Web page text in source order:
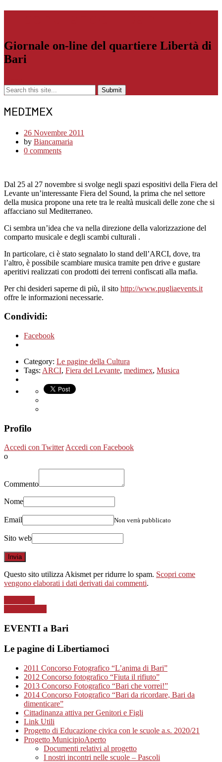
Giornale on-line del quartiere Libertà di
Bari
MEDIMEX
26 Novembre 2011
by Biancamaria
0 comments
Dal 25 al 27 novembre si svolge negli spazi espositivi della Fiera del
Levante un’interessante Fiera del Sound, la prima che nel settore
della musica propone una rete tra le realtà musicali delle zone che si
affacciano sul Mediterraneo.
Ci sembra un’idea che va nella direzione della valorizzazione del
comparto musicale e degli scambi culturali .
In particolare, ci è stato segnalato lo stand dell’ARCI, dove, tra
l’altro, è possibile scambiare musica tramite pen drive e gustare
aperitivi realizzati con prodotti dei terreni confiscati alla mafia.
Per chi desideri saperne di più, il sito http://www.pugliaevents.it
offre le informazioni necessarie.
Condividi:
Facebook
Category: Le pagine della Cultura
Tags: ARCI, Fiera del Levante, medimex, Musica
Profilo
Accedi con TwitterAccedi con Facebook
o
Commento
Nome
Email Non verrà pubblicato
Sito web
Questo sito utilizza Akismet per ridurre lo spam. Scopri come
vengono elaborati i dati derivati dai commenti.
EVENTI a Bari
Le pagine di Libertiamoci
2011 Concorso Fotografico “L’anima di Bari”
2012 Concorso fotografico “Fiuta il rifiuto”
2013 Concorso Fotografico “Bari che vorrei!”
2014 Concorso Fotografico “Bari da ricordare, Bari da
dimenticare”
Cittadinanza attiva per Genitori e Figli
Link Utili
Progetto di Educazione civica con le scuole a.s. 2020/21
Progetto MunicipioAperto
Documenti relativi al progetto
I nostri incontri nelle scuole – Pascoli